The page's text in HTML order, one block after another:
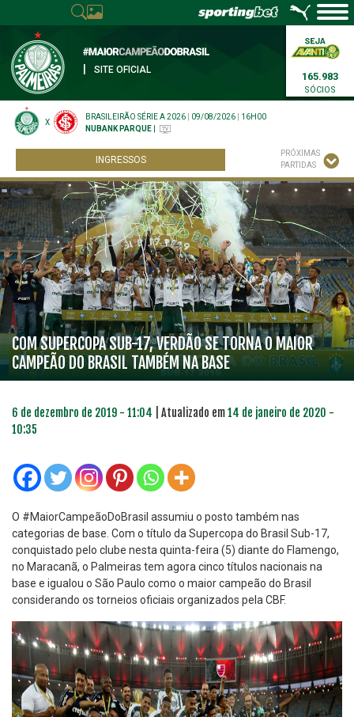
SITE OFICIAL
165.983
SÓCIOS
X
BRASILEIRÃO SÉRIE A 2026 09/08/2026
16H00
NUBANK PARQUE
INGRESSOS
PRÓXIMAS
PARTIDAS
COM SUPERCOPA SUB-17, VERDÃO SE TORNA O MAIOR
CAMPEÃO DO BRASIL TAMBÉM NA BASE
6 de dezembro de 2019 - 11:04 | Atualizado em14 de janeiro de 2020 -
10:35
O #MaiorCampeãoDoBrasil assumiu o posto também nas
categorias de base. Com o título da Supercopa do Brasil Sub-17,
conquistado pelo clube nesta quinta-feira (5) diante do Flamengo,
no Maracanã, o Palmeiras tem agora cinco títulos nacionais na
base e igualou o São Paulo como o maior campeão do Brasil
considerando os torneios oficiais organizados pela CBF.